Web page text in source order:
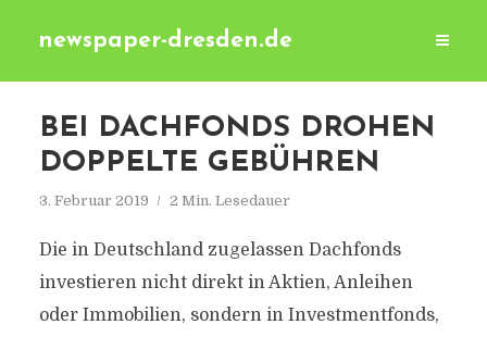
newspaper-dresden.de
BEI DACHFONDS DROHEN
DOPPELTE GEBÜHREN
3. Februar 2019 2 Min. Lesedauer
Die in Deutschland zugelassen Dachfonds
investieren nicht direkt in Aktien, Anleihen
oder Immobilien, sondern in Investmentfonds,